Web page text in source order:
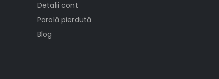
Detalii cont
Parolă pierdută
Blog